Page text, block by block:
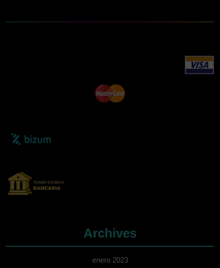
Archives
enero 2023